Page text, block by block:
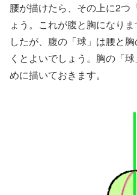
腰が描けたら、その上に2つ
ょう。これが腹と胸になり
したが、腹の「球」は腰と
くとよいでしょう。胸の「
めに描いておきます。